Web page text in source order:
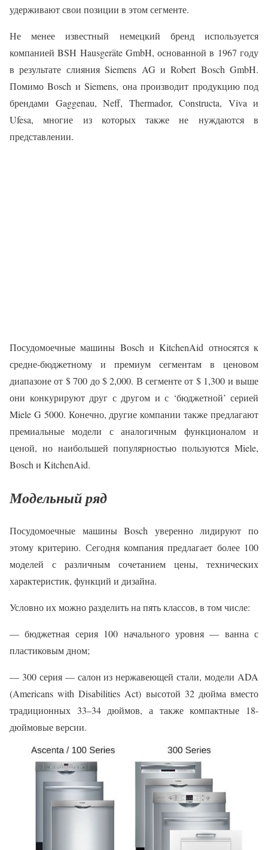
удерживают свои позиции в этом сегменте.
Не менее известный немецкий бренд используется
компанией BSH Hausgeräte GmbH, основанной в 1967 году
в результате слияния Siemens AG и Robert Bosch GmbH.
Помимо Bosch и Siemens, она производит продукцию под
брендами Gaggenau, Neff, Thermador, Constructa, Viva и
Ufesa, многие из которых также не нуждаются в
представлении.
Посудомоечные машины Bosch и KitchenAid относятся к
средне-бюджетному и премиум сегментам в ценовом
диапазоне от $ 700 до $ 2,000. В сегменте от $ 1,300 и выше
они конкурируют друг с другом и с ‘бюджетной’ серией
Miele G 5000. Конечно, другие компании также предлагают
премиальные модели с аналогичным функционалом и
ценой, но наибольшей популярностью пользуются Miele,
Bosch и KitchenAid.
Модельный ряд
Посудомоечные машины Bosch уверенно лидируют по
этому критерию. Сегодня компания предлагает более 100
моделей с различным сочетанием цены, технических
характеристик, функций и дизайна.
Условно их можно разделить на пять классов, в том числе:
— бюджетная серия 100 начального уровня — ванна с
пластиковым дном;
— 300 серия — салон из нержавеющей стали, модели ADA
(Americans with Disabilities Act) высотой 32 дюйма вместо
традиционных 33–34 дюймов, а также компактные 18-
дюймовые версии.